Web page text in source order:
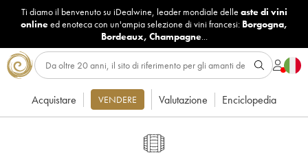
Ti diamo il benvenuto su iDealwine, leader mondiale delle aste di vini
onlineed enoteca con un'ampia selezione di vini francesi: Borgogna,
Bordeaux, Champagne...
Acquistare VENDERE Valutazione Enciclopedia